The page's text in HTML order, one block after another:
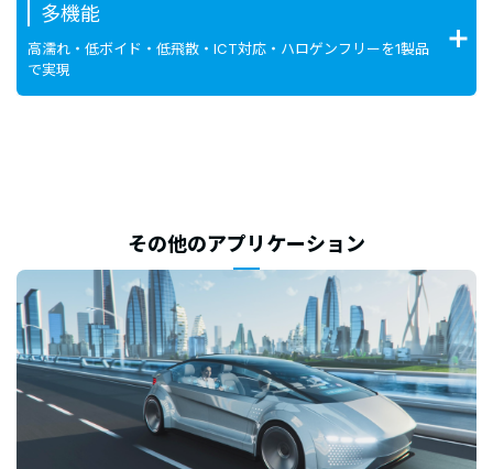
多機能
高濡れ・低ボイド・低飛散・ICT対応・ハロゲンフリーを1製品
で実現
その他のアプリケーション